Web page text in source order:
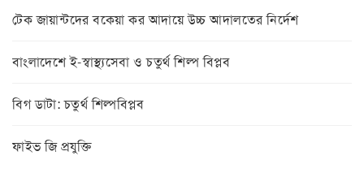
টেক জায়ান্টদের বকেয়া কর আদায়ে উচ্চ আদালতের নির্দেশ
বাংলাদেশে ই-স্বাস্থ্যসেবা ও চতুর্থ শিল্প বিপ্লব
বিগ ডাটা: চতুর্থ শিল্পবিপ্লব
ফাইভ জি প্রযুক্তি